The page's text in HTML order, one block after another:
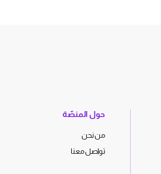
حول المنصّة
من نحن
تواصل معنا